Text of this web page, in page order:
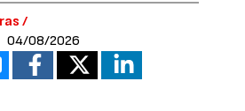
/
04/08/2026